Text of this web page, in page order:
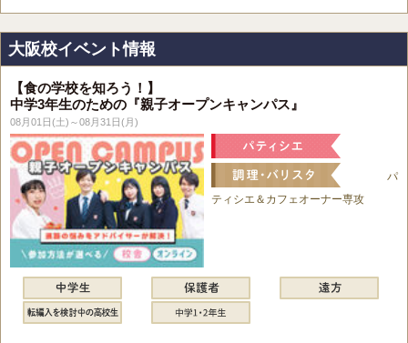
大阪校イベント情報
【食の学校を知ろう！】
中学3年生のための『親子オープンキャンパス』
08月01日(土)～08月31日(月)
パ
ティシエ＆カフェオーナー専攻